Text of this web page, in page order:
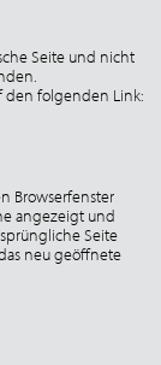
Seite und nicht
den folgenden Link:
Browserfenster
angezeigt und
Seite
neu geöffnete